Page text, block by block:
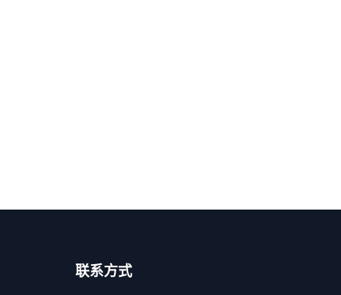
联系方式